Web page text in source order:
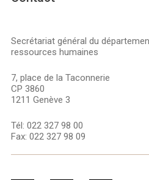
Secrétariat général du
ressources humaines
7, place de la Taconnerie
CP 3860
1211 Genève 3
Tél: 022 327 98 00
Fax: 022 327 98 09